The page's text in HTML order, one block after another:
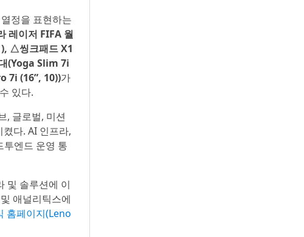
정을 표현하는
레이저 FIFA 월
△씽크패드 X1
(Yoga Slim 7i
7i (16”, 10))가
있다.
, 글로벌, 미션
다. AI 인프라,
투엔드 운영 통
및 솔루션에 이
애널리틱스에
홈페이지(Leno